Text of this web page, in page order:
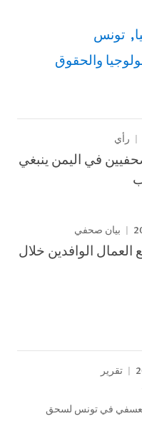
تونس
والحقوق
رأي
في اليمن ينبغي
بيان صحفي
العمال الوافدين خلال
تقرير
في تونس لسحق